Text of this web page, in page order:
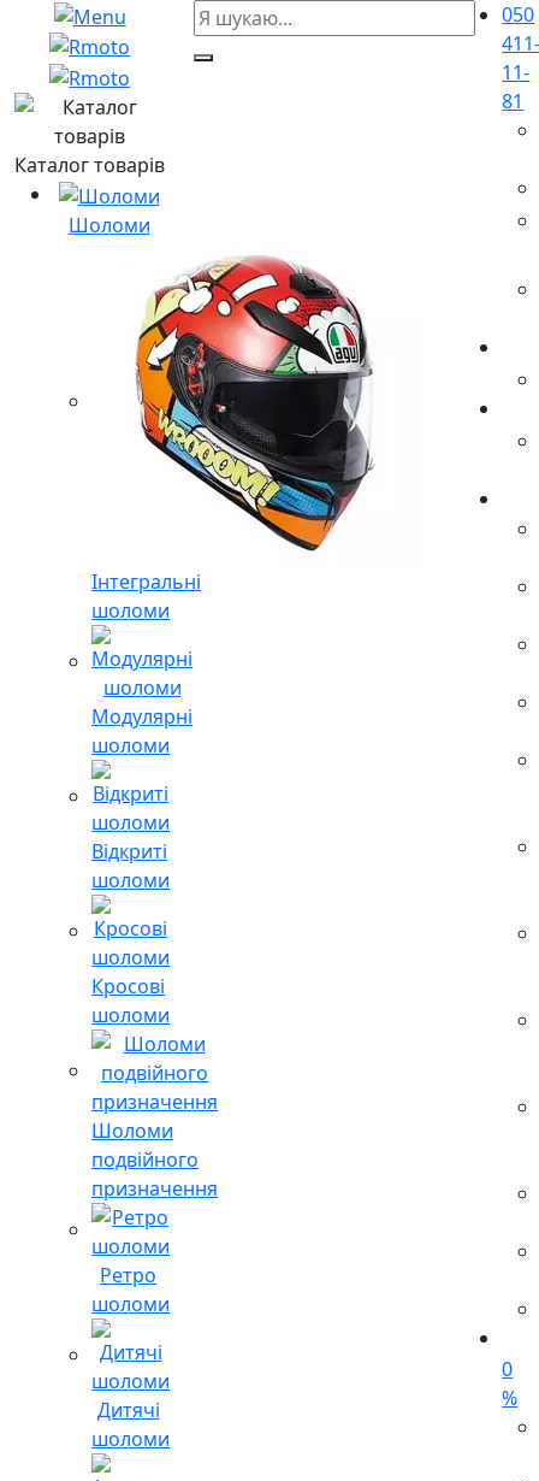
Каталог товарів
Шоломи
Інтегральні
шоломи
Модулярні
шоломи
Відкриті
шоломи
Кросові
шоломи
Шоломи
подвійного
призначення
Ретро
шоломи
Дитячі
шоломи
050
11-
81
0
%